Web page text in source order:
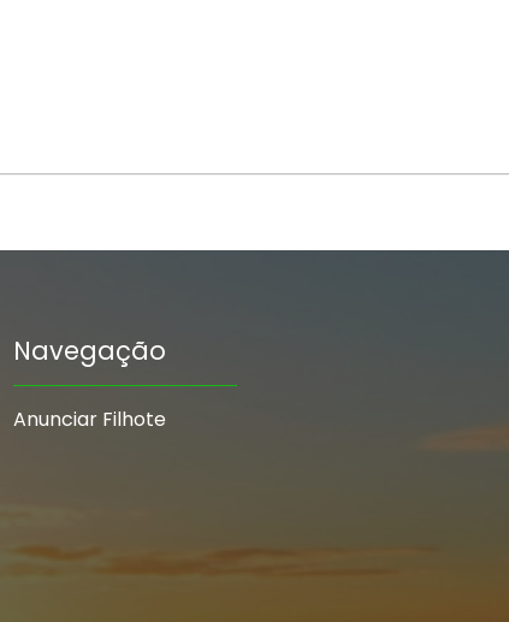
Navegação
Anunciar Filhote